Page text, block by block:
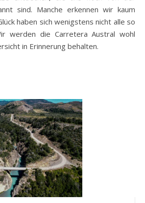
sind. Manche erkennen wir kaum
haben sich wenigstens nicht alle so
werden die Carretera Austral wohl
in Erinnerung behalten.